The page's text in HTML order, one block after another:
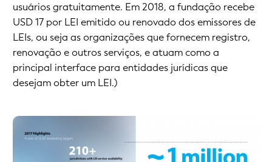
usuários gratuitamente. Em 2018, a fundação recebe
USD 17 por LEI emitido ou renovado dos emissores de
LEIs, ou seja as organizações que fornecem registro,
renovação e outros serviços, e atuam como a
principal interface para entidades jurídicas que
desejam obter um LEI.)